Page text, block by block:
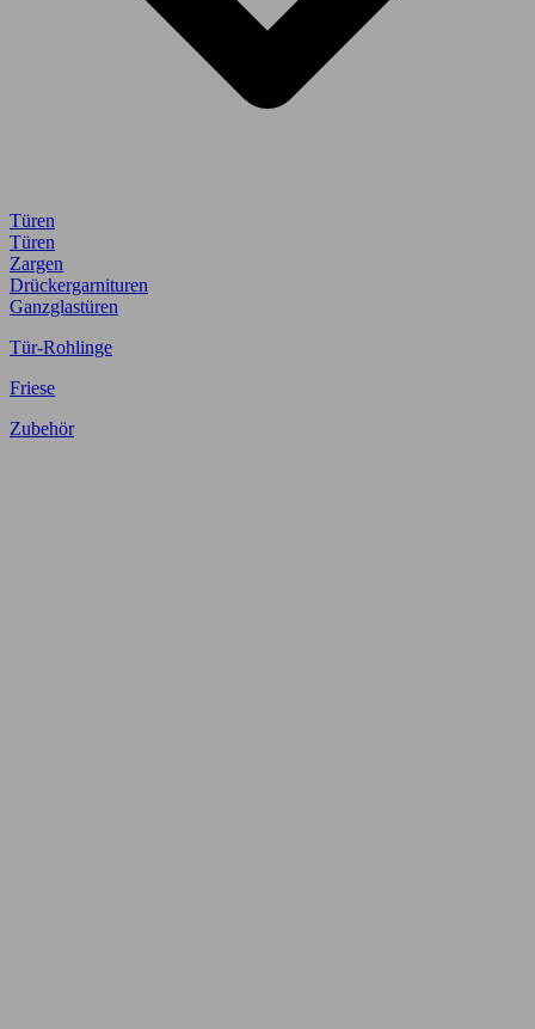
Türen
Türen
Zargen
Drückergarnituren
Ganzglastüren
Tür-Rohlinge
Friese
Zubehör